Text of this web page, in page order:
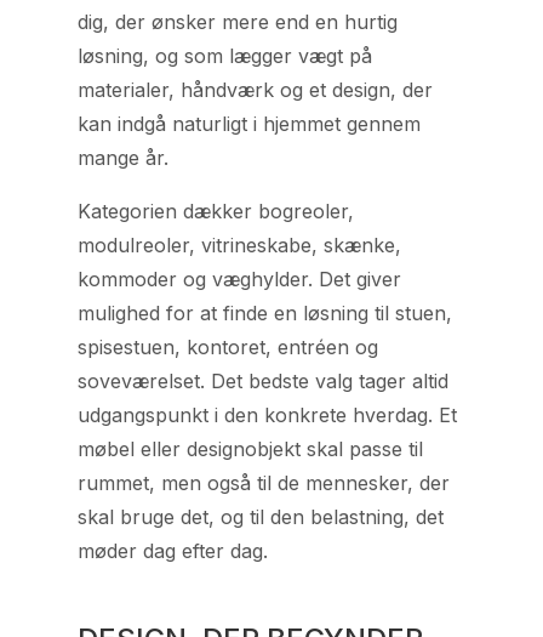
dig, der ønsker mere end en hurtig
løsning, og som lægger vægt på
materialer, håndværk og et design, der
kan indgå naturligt i hjemmet gennem
mange år.
Kategorien dækker bogreoler,
modulreoler, vitrineskabe, skænke,
kommoder og væghylder. Det giver
mulighed for at finde en løsning til stuen,
spisestuen, kontoret, entréen og
soveværelset. Det bedste valg tager altid
udgangspunkt i den konkrete hverdag. Et
møbel eller designobjekt skal passe til
rummet, men også til de mennesker, der
skal bruge det, og til den belastning, det
møder dag efter dag.